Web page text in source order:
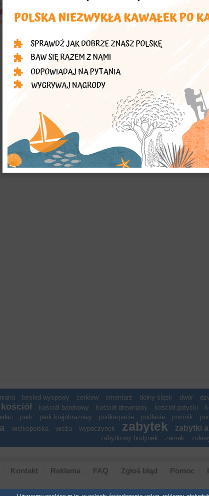
kościoły, klasztory, sanktuaria
beskid wyspowy cerkiew cmentarz dolny śląsk dwór
kościół kościół barokowy kościół drewniany kościół gotycki
park park krajobrazowy podkarpacie podlasie pomnik
wielkopolska wieża wypoczynek zabytek zabytki
zabytkowy budynek
zamek
Kontakt Reklama FAQ Zgłoś błąd Pomoc
Copyright © 2007 Polska